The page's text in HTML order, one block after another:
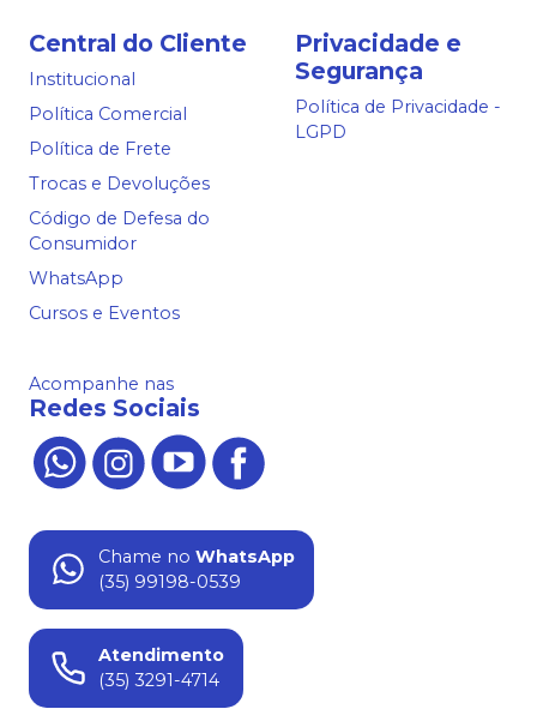
Central do Cliente
Institucional
Política Comercial
Política de Frete
Trocas e Devoluções
Código de Defesa do
Consumidor
WhatsApp
Cursos e Eventos
Privacidade e
Segurança
Política de Privacidade -
LGPD
Acompanhe nas
Redes Sociais
Chame no WhatsApp
(35) 99198-0539
Atendimento
(35) 3291-4714